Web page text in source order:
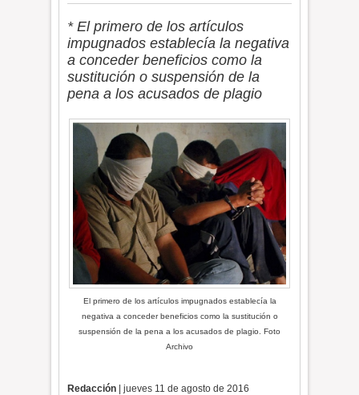
* El primero de los artículos
impugnados establecía la negativa
a conceder beneficios como la
sustitución o suspensión de la
pena a los acusados de plagio
El primero de los artículos impugnados establecía la
negativa a conceder beneficios como la sustitución o
suspensión de la pena a los acusados de plagio. Foto
Archivo
Redacción | jueves 11 de agosto de 2016